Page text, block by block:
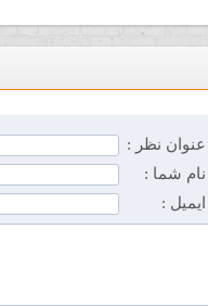
عنوان نظر :
نام شما :
ایمیل :